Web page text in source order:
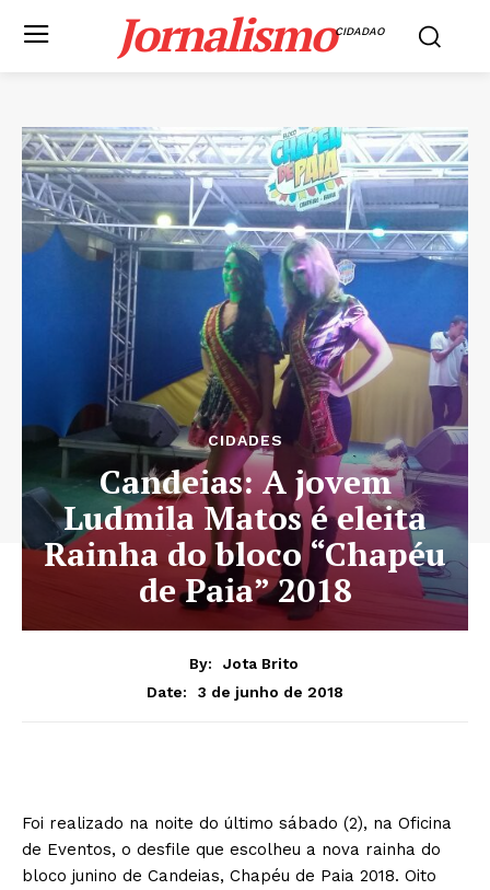
JornalismoCIDADAO
CIDADES
Candeias: A jovem
Ludmila Matos é eleita
Rainha do bloco “Chapéu
de Paia” 2018
By:
Jota Brito
Date:
3 de junho de 2018
Foi realizado na noite do último sábado (2), na Oficina
de Eventos, o desfile que escolheu a nova rainha do
bloco junino de Candeias, Chapéu de Paia 2018. Oito